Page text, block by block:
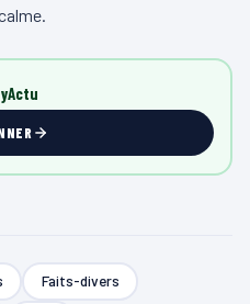
Faits-divers